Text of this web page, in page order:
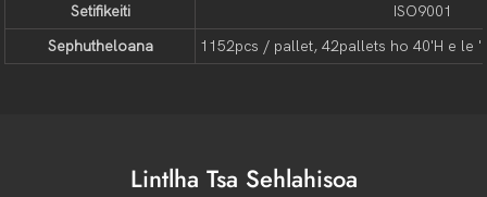
Setifikeiti
ISO9001
Sephutheloana
1152pcs / pallet, 42pallets ho 40'H e le
Lintlha Tsa Sehlahisoa